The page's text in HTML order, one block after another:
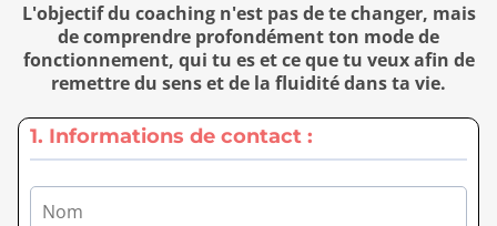
L'objectif du coaching n'est pas de te changer, mais
de comprendre profondément ton mode de
fonctionnement, qui tu es et ce que tu veux afin de
remettre du sens et de la fluidité dans ta vie.
1. Informations de contact :